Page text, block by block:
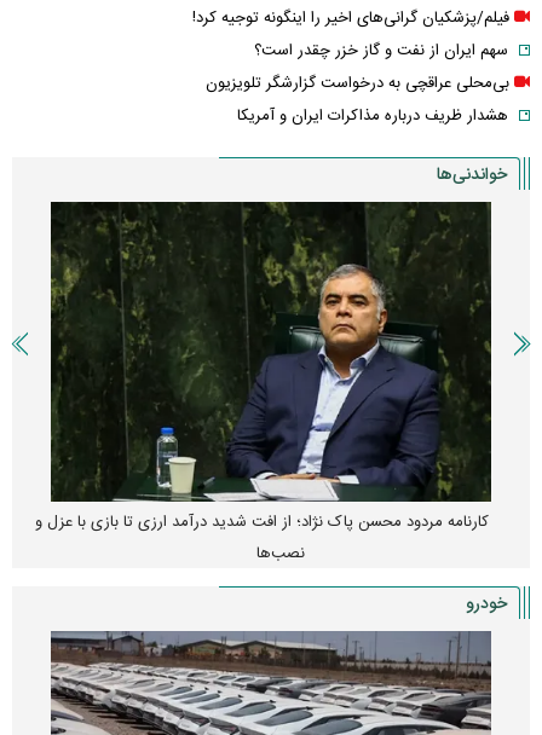
فیلم/پزشکیان گرانی‌های اخیر را اینگونه توجیه کرد!
سهم ایران از نفت و گاز خزر چقدر است؟
بی‌محلی عراقچی به درخواست گزارشگر تلویزیون
هشدار ظریف درباره مذاکرات ایران و آمریکا
خواندنی‌ها
کارنامه مردود محسن پاک‌ نژاد؛ از افت شدید درآمد ارزی تا بازی با عزل و
نصب‌ها
خودرو